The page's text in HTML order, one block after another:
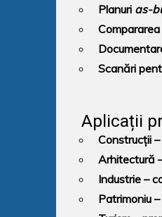
Planuri as-
Scanări
Aplicații
Construcții–
Arhitectură
Industrie–
Patrimoniu–